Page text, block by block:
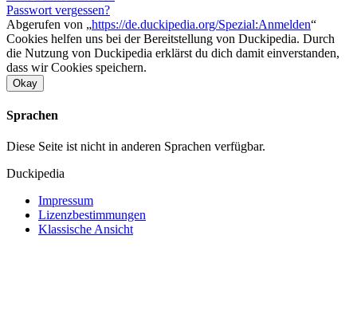
Passwort vergessen?
Abgerufen von „https://de.duckipedia.org/Spezial:Anmelden“
Cookies helfen uns bei der Bereitstellung von Duckipedia. Durch
die Nutzung von Duckipedia erklärst du dich damit einverstanden,
dass wir Cookies speichern.
Okay
Sprachen
Diese Seite ist nicht in anderen Sprachen verfügbar.
Duckipedia
Impressum
Lizenzbestimmungen
Klassische Ansicht